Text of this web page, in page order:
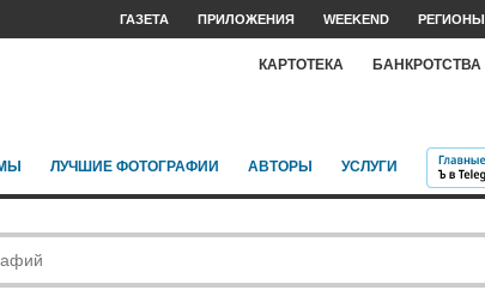
ГАЗЕТА ПРИЛОЖЕНИЯ WEEKEND РЕГИОНЫ
КАРТОТЕКА БАНКРОТСТВА
ЛУЧШИЕ ФОТОГРАФИИ АВТОРЫ УСЛУГИ